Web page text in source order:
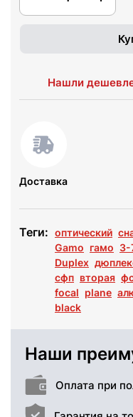
Нашли
Доставка
Теги: оптический
Gamo гамо 3-
Duplex
сфп вторая
focal plane
black
Наши
Оплата при